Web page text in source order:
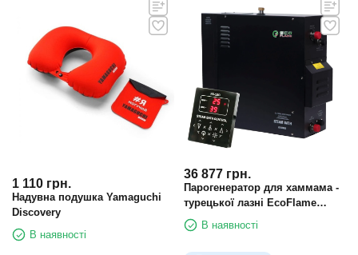
1 110 грн.
Надувна подушка Yamaguchi
Discovery
В наявності
36 877 грн.
Парогенератор для хаммама -
турецької лазні EcoFlame
KSA120 12 кВт
В наявності